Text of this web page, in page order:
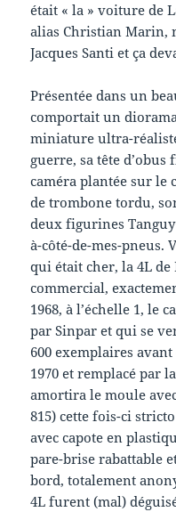
était « la » voiture de
alias Christian Marin,
Jacques Santi et ça
Présentée dans un
comportait un
miniature ultra-
guerre, sa tête d’obus
caméra plantée sur le
de trombone tordu,
deux figurines
à-côté-de-mes-pneus.
qui était cher, la 4L
commercial,
1968, à l’échelle 1, le
par Sinpar et qui se
600 exemplaires
1970 et remplacé par
amortira le moule
815) cette fois-ci
avec capote en
pare-brise rabattable
bord, totalement
4L furent (mal)